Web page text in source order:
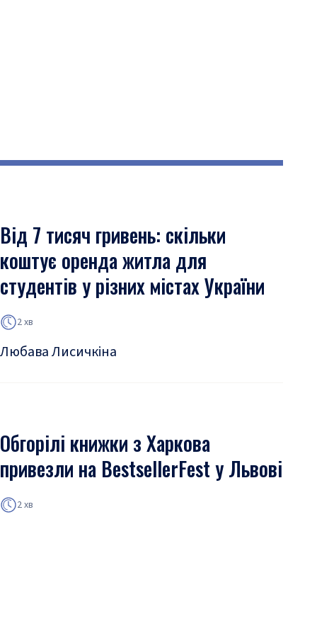
Від 7 тисяч гривень: скільки
коштує оренда житла для
студентів у різних містах України
2 хв
Любава Лисичкіна
Обгорілі книжки з Харкова
привезли на BestsellerFest у Львові
2 хв